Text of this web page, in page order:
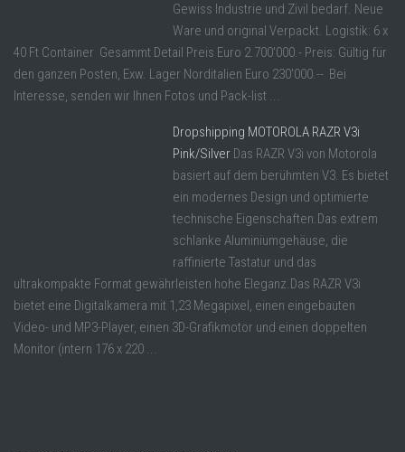
Gewiss Industrie und Zivil bedarf. Neue
Ware und original Verpackt. Logistik: 6 x
40 Ft Container Gesammt Detail Preis Euro 2.700'000.- Preis: Gültig für
den ganzen Posten, Exw. Lager Norditalien Euro 230'000.-- Bei
Interesse, senden wir Ihnen Fotos und Pack-list ...
Dropshipping MOTOROLA RAZR V3i
Pink/Silver Das RAZR V3i von Motorola
basiert auf dem berühmten V3. Es bietet
ein modernes Design und optimierte
technische Eigenschaften.Das extrem
schlanke Aluminiumgehäuse, die
raffinierte Tastatur und das
ultrakompakte Format gewährleisten hohe Eleganz.Das RAZR V3i
bietet eine Digitalkamera mit 1,23 Megapixel, einen eingebauten
Video- und MP3-Player, einen 3D-Grafikmotor und einen doppelten
Monitor (intern 176 x 220 ...